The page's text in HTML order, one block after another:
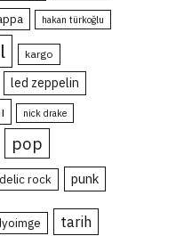
hakan türkoğlu
kargo
led zeppelin
nick drake
pop
rock punk
tarih